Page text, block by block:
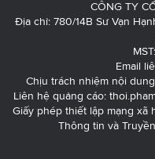
CÔNG TY
Địa chỉ: 780/14B Sư Vạn
Email
Chịu trách nhiệm nội
Liên hệ quảng cáo:
Giấy phép thiết lập mạng xã
Thông tin và